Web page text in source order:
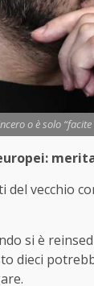
o è solo
vecchio
si è
dieci